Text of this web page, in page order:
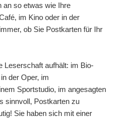
an so etwas wie Ihre
im Kino oder in der
ob Sie Postkarten für Ihr
Leserschaft aufhält: im Bio-
der Oper, im
Sportstudio, im angesagten
sinnvoll, Postkarten zu
Sie haben sich mit einer